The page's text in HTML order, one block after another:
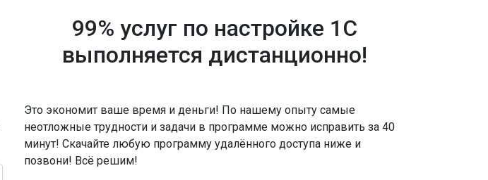
99% услуг по настройке 1С
выполняется дистанционно!
Это экономит ваше время и деньги! По нашему опыту самые
неотложные трудности и задачи в программе можно исправить за 40
минут! Скачайте любую программу удалённого доступа ниже и
позвони! Всё решим!